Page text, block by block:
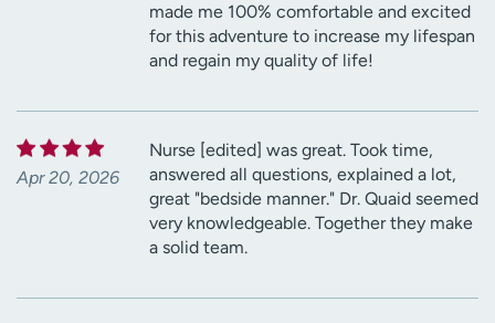
made me 100% comfortable and excited
for this adventure to increase my lifespan
and regain my quality of life!
Apr 20, 2026
Nurse [edited] was great. Took time,
answered all questions, explained a lot,
great "bedside manner." Dr. Quaid seemed
very knowledgeable. Together they make
a solid team.